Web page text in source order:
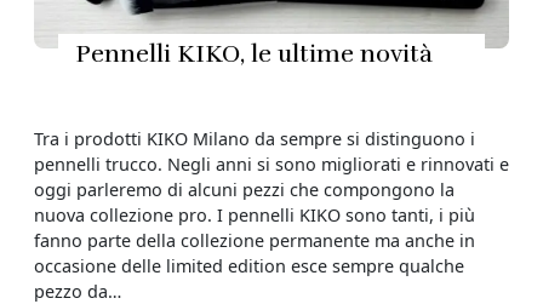
Pennelli KIKO, le ultime novità
Tra i prodotti KIKO Milano da sempre si distinguono i
pennelli trucco. Negli anni si sono migliorati e rinnovati e
oggi parleremo di alcuni pezzi che compongono la
nuova collezione pro. I pennelli KIKO sono tanti, i più
fanno parte della collezione permanente ma anche in
occasione delle limited edition esce sempre qualche
pezzo da…